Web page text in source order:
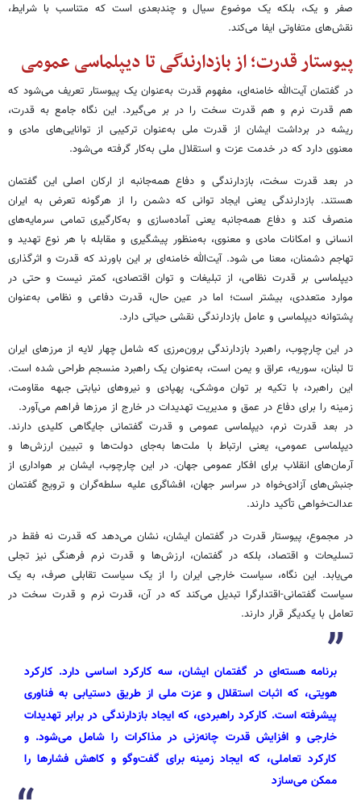
صفر و یک، بلکه یک موضوع سیال و چندبعدی است که متناسب با شرایط،
نقش‌های متفاوتی ایفا می‌کند.
پیوستار قدرت؛ از بازدارندگی تا دیپلماسی عمومی
در گفتمان آیت‌الله خامنه‌ای، مفهوم قدرت به‌عنوان یک پیوستار تعریف می‌شود که
هم قدرت نرم و هم قدرت سخت را در بر می‌گیرد. این نگاه جامع به قدرت،
ریشه در برداشت ایشان از قدرت ملی به‌عنوان ترکیبی از توانایی‌های مادی و
معنوی دارد که در خدمت عزت و استقلال ملی به‌کار گرفته می‌شود.
در بعد قدرت سخت، بازدارندگی و دفاع همه‌جانبه از ارکان اصلی این گفتمان
هستند. بازدارندگی یعنی ایجاد توانی که دشمن را از هرگونه تعرض به ایران
منصرف کند و دفاع همه‌جانبه یعنی آماده‌سازی و به‌کارگیری تمامی سرمایه‌های
انسانی و امکانات مادی و معنوی، به‌منظور پیشگیری و مقابله با هر نوع تهدید و
تهاجم دشمنان، معنا می شود. آیت‌الله خامنه‌ای بر این باورند که قدرت و اثرگذاری
دیپلماسی بر قدرت نظامی، از تبلیغات و توان اقتصادی، کمتر نیست و حتی در
موارد متعددی، بیشتر است؛ اما در عین حال، قدرت دفاعی و نظامی به‌عنوان
پشتوانه دیپلماسی و عامل بازدارندگی نقشی حیاتی دارد.
در این چارچوب، راهبرد بازدارندگی برون‌مرزی که شامل چهار لایه از مرزهای ایران
تا لبنان، سوریه، عراق و یمن است، به‌عنوان یک راهبرد منسجم طراحی شده است.
این راهبرد، با تکیه بر توان موشکی، پهپادی و نیروهای نیابتی جبهه مقاومت،
زمینه را برای دفاع در عمق و مدیریت تهدیدات در خارج از مرزها فراهم می‌آورد.
در بعد قدرت نرم، دیپلماسی عمومی و قدرت گفتمانی جایگاهی کلیدی دارند.
دیپلماسی عمومی، یعنی ارتباط با ملت‌ها به‌جای دولت‌ها و تبیین ارزش‌ها و
آرمان‌های انقلاب برای افکار عمومی جهان. در این چارچوب، ایشان بر هواداری از
جنبش‌های آزادی‌خواه در سراسر جهان، افشاگری علیه سلطه‌گران و ترویج گفتمان
عدالت‌خواهی تأکید دارند.
در مجموع، پیوستار قدرت در گفتمان ایشان، نشان می‌دهد که قدرت نه فقط در
تسلیحات و اقتصاد، بلکه در گفتمان، ارزش‌ها و قدرت نرم فرهنگی نیز تجلی
می‌یابد. این نگاه، سیاست خارجی ایران را از یک سیاست تقابلی صرف، به یک
سیاست گفتمانی-اقتدارگرا تبدیل می‌کند که در آن، قدرت نرم و قدرت سخت در
تعامل با یکدیگر قرار دارند.
برنامه هسته‌ای در گفتمان ایشان، سه کارکرد اساسی دارد. کارکرد
هویتی، که اثبات استقلال و عزت ملی از طریق دستیابی به فناوری
پیشرفته است. کارکرد راهبردی، که ایجاد بازدارندگی در برابر تهدیدات
خارجی و افزایش قدرت چانه‌زنی در مذاکرات را شامل می‌شود. و
کارکرد تعاملی، که ایجاد زمینه برای گفت‌وگو و کاهش فشارها را
ممکن می‌سازد